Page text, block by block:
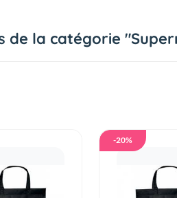
de la catégorie
-20%